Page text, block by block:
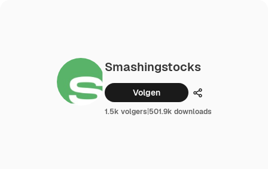
Smashingstocks
Volgen Delen
1.5k volgers|501.9k downloads